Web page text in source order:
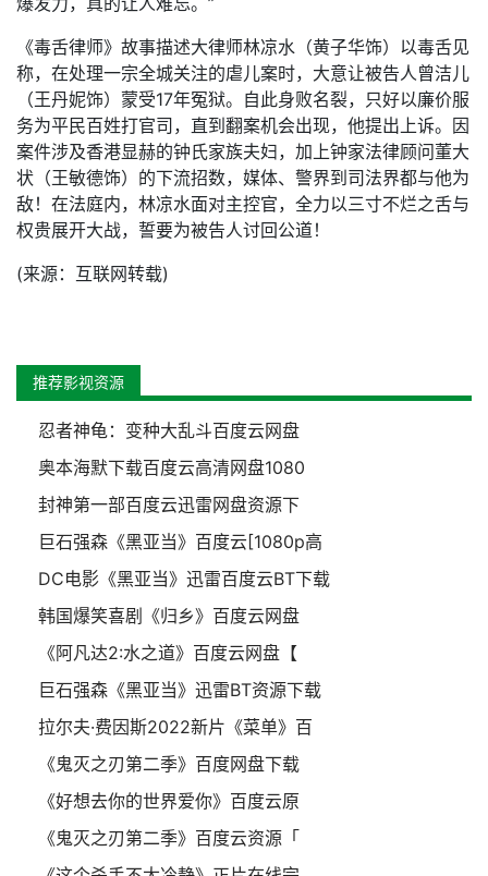
《毒舌律师》故事描述大律师林凉水（黄子华饰）以毒舌见
称，在处理一宗全城关注的虐儿案时，大意让被告人曾洁儿
（王丹妮饰）蒙受17年冤狱。自此身败名裂，只好以廉价服
务为平民百姓打官司，直到翻案机会出现，他提出上诉。因
案件涉及香港显赫的钟氏家族夫妇，加上钟家法律顾问董大
状（王敏德饰）的下流招数，媒体、警界到司法界都与他为
敌！在法庭内，林凉水面对主控官，全力以三寸不烂之舌与
权贵展开大战，誓要为被告人讨回公道！
(来源：互联网转载)
推荐影视资源
忍者神龟：变种大乱斗百度云网盘
奥本海默下载百度云高清网盘1080
封神第一部百度云迅雷网盘资源下
巨石强森《黑亚当》百度云[1080p高
DC电影《黑亚当》迅雷百度云BT下载
韩国爆笑喜剧《归乡》百度云网盘
《阿凡达2:水之道》百度云网盘【
巨石强森《黑亚当》迅雷BT资源下载
拉尔夫·费因斯2022新片《菜单》百
《鬼灭之刃第二季》百度网盘下载
《好想去你的世界爱你》百度云原
《鬼灭之刃第二季》百度云资源「